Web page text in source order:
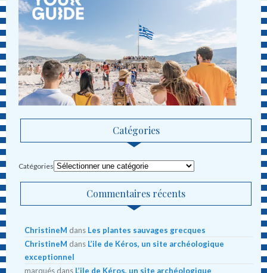
Catégories
Catégories
Commentaires récents
ChristineM dans Les plantes sauvages grecques
ChristineM dans L’ile de Kéros, un site archéologique
exceptionnel
marqués dans L’ile de Kéros, un site archéologique